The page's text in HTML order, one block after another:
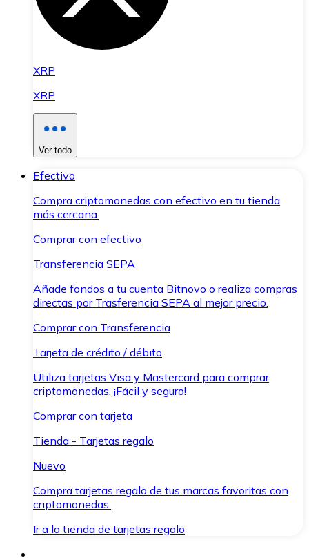
XRP
XRP
Ver todo
Efectivo
Compra criptomonedas con efectivo en tu tienda
más cercana.
Comprar con efectivo
Transferencia SEPA
Añade fondos a tu cuenta Bitnovo o realiza compras
directas por Trasferencia SEPA al mejor precio.
Comprar con Transferencia
Tarjeta de crédito / débito
Utiliza tarjetas Visa y Mastercard para comprar
criptomonedas. ¡Fácil y seguro!
Comprar con tarjeta
Tienda - Tarjetas regalo
Nuevo
Compra tarjetas regalo de tus marcas favoritas con
criptomonedas.
Ir a la tienda de tarjetas regalo